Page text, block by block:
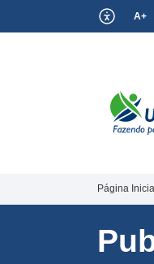
A+
Página Inicial